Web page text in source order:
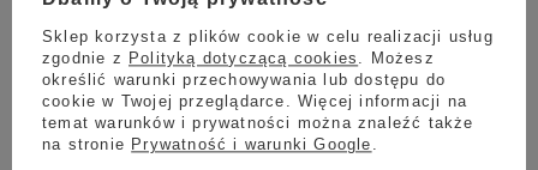
Towar dostępny w magazynie
Darmowa dostawa
Sprawdź cennik
Ekspres do kawy Jura X10 Dark Inox (EB)
Sklep korzysta z plików cookie w celu realizacji usług
zgodnie z Polityką dotyczącą cookies
. Możesz
określić warunki przechowywania lub dostępu do
cookie w Twojej przeglądarce. Więcej informacji na
temat warunków i prywatności można znaleźć także
na stronie Prywatność i warunki Google